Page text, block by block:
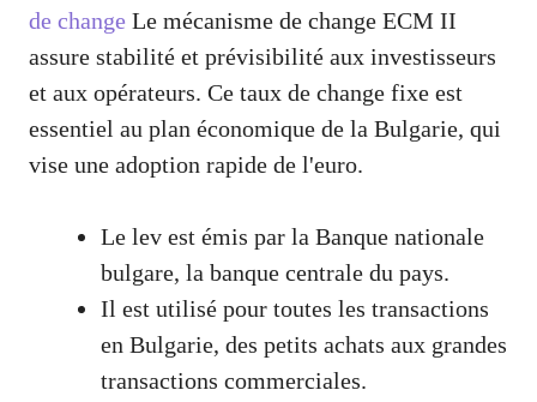
de change Le mécanisme de change ECM II
assure stabilité et prévisibilité aux investisseurs
et aux opérateurs. Ce taux de change fixe est
essentiel au plan économique de la Bulgarie, qui
vise une adoption rapide de l'euro.
Le lev est émis par la Banque nationale
bulgare, la banque centrale du pays.
Il est utilisé pour toutes les transactions
en Bulgarie, des petits achats aux grandes
transactions commerciales.